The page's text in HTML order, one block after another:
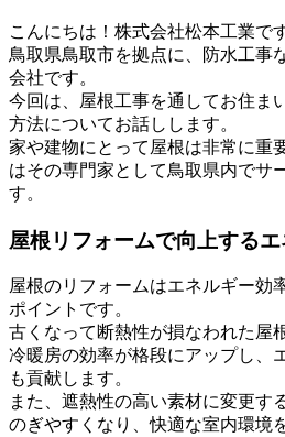
こんにちは！株式会社松本工業です
鳥取県鳥取市を拠点に、防水工事
会社です。
今回は、屋根工事を通してお住ま
方法についてお話しします。
家や建物にとって屋根は非常に重
はその専門家として鳥取県内でサ
す。
屋根リフォームで向上する
屋根のリフォームはエネルギー効
ポイントです。
古くなって断熱性が損なわれた屋
冷暖房の効率が格段にアップし、
も貢献します。
また、遮熱性の高い素材に変更す
のぎやすくなり、快適な室内環境